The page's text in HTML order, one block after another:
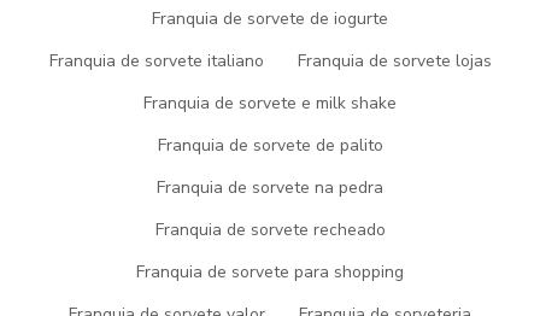
Franquia de sorvete de iogurte
Franquia de sorvete italiano
Franquia de sorvete lojas
Franquia de sorvete e milk shake
Franquia de sorvete de palito
Franquia de sorvete na pedra
Franquia de sorvete recheado
Franquia de sorvete para shopping
ENCONTRE ABAIXO MAIS
DETALHES SOBRE A PICOGEL
SORVETES
achar o que precisa para fabricação de sorvetes, picolés e açaí.
São opções variadas que a empresa oferece, como picolé e
gelato com ótima qualidade e alta durabilidade.
Faça como os muitos parceiros da Picogel Sorvetes, empresa que